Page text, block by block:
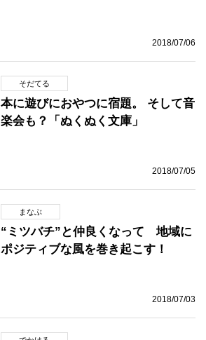
2018/07/06
そだてる
本に遊びにおやつに宿題。 そして音
楽会も？「ぬくぬく文庫」
2018/07/05
まなぶ
“ミツバチ”と仲良くなって 地域に
ポジティブな風を巻き起こす！
2018/07/03